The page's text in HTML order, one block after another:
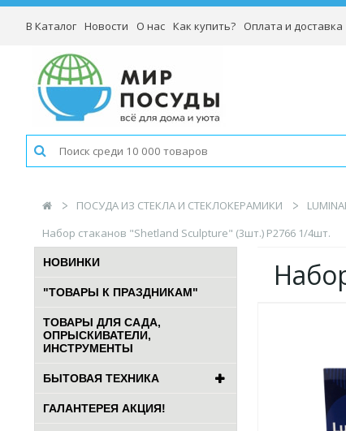
В Каталог Новости О нас Как купить? Оплата и доставка
ПОСУДА ИЗ СТЕКЛА И СТЕКЛОКЕРАМИКИ
Набор стаканов "Shetland Sculpture" (3шт.) P2766 1/4шт.
НОВИНКИ
"ТОВАРЫ К ПРАЗДНИКАМ"
ТОВАРЫ ДЛЯ САДА,
ОПРЫСКИВАТЕЛИ,
ИНСТРУМЕНТЫ
БЫТОВАЯ ТЕХНИКА
ГАЛАНТЕРЕЯ АКЦИЯ!